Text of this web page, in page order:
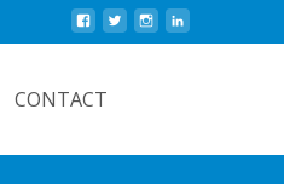
CONTACT